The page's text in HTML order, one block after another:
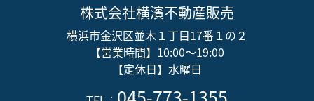
株式会社横濱不動産販売
横浜市金沢区並木１丁目17番１の２
【営業時間】10:00～19:00
【定休日】水曜日